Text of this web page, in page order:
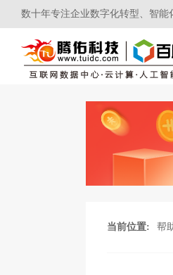
数十年专注企业数字化转型、智
当前位置: 帮